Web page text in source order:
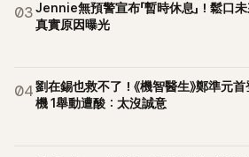
03Jennie無預警宣布「暫時休息」！鬆口
真實原因曝光
04劉在錫也救不了！《機智醫生》鄭準元
機 1舉動遭酸：太沒誠意